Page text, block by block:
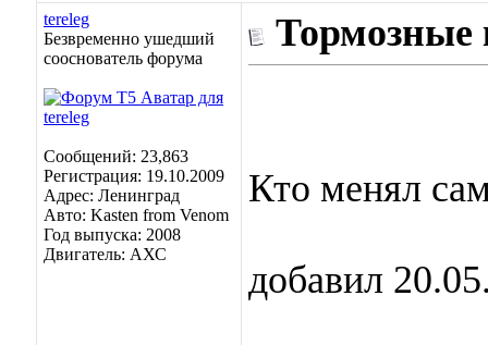
tereleg
Безвременно ушедший
сооснователь форума
Сообщений: 23,863
Регистрация: 19.10.2009
Адрес: Ленинград
Авто: Kasten from Venom
Год выпуска: 2008
Двигатель: АХС
Тормозные
Кто менял
добавил